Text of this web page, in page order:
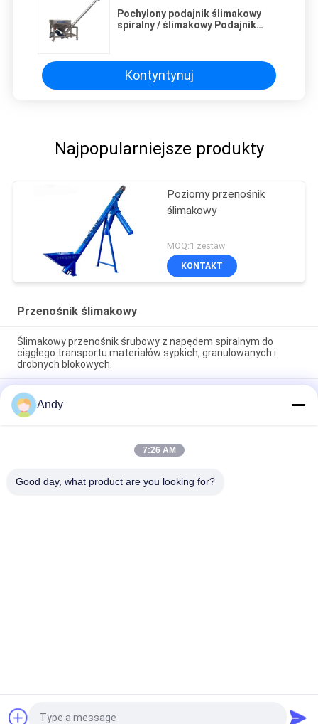
Pochylony podajnik ślimakowy
spiralny / ślimakowy Podajnik
Kontyntynuj
Najpopularniejsze produkty
Poziomy przenośnik
ślimakowy
MOQ:1 zestaw
KONTAKT
Przenośnik ślimakowy
Ślimakowy przenośnik śrubowy z napędem spiralnym do
ciągłego transportu materiałów sypkich, granulowanych i
drobnych blokowych.
Ślimakowy przenośnik śrubowy z napędem spiralnym do
ciągłego transportu materiałów sypkich, granulowanych i
drobnych blokowych.
Ślimakowy przenośnik śrubowy to ciągła maszyna
transportowa wykorzystująca spiralne ostrza do stabilnego i
Proszku
Andy
7:26 AM
Good day, what product are you looking for?